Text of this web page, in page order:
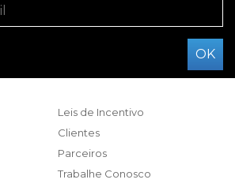
Leis de Incentivo
Clientes
Parceiros
Trabalhe Conosco